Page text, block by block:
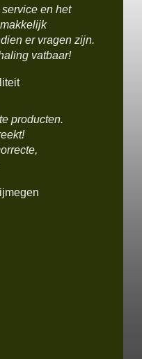
en het
er vragen zijn.
vatbaar!
producten.